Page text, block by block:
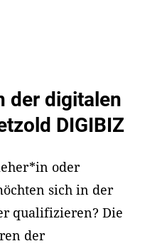
der digitalen
DIGIBIZ
oder
sich in der
qualifizieren? Die
der